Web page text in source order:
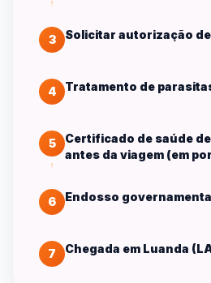
3 Solicitar autorização
4 Tratamento de
5
Certificado de saúde
antes da viagem (em
6 Endosso
7 Chegada em Luanda